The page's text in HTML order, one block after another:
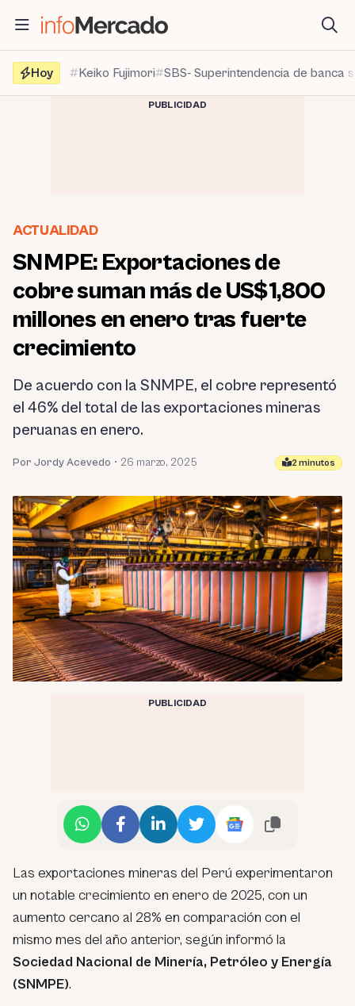
contenido
Hoy
Keiko Fujimori SBS- Superintendencia de banca
PUBLICIDAD
ACTUALIDAD
SNMPE: Exportaciones de
cobre suman más de US$1,800
millones en enero tras fuerte
crecimiento
De acuerdo con la SNMPE, el cobre representó
el 46% del total de las exportaciones mineras
peruanas en enero.
Por Jordy Acevedo • 26 marzo, 2025 2 minutos
PUBLICIDAD
Las exportaciones mineras del Perú experimentaron
un notable crecimiento en enero de 2025, con un
aumento cercano al 28% en comparación con el
mismo mes del año anterior, según informó la
Sociedad Nacional de Minería, Petróleo y Energía
(SNMPE).